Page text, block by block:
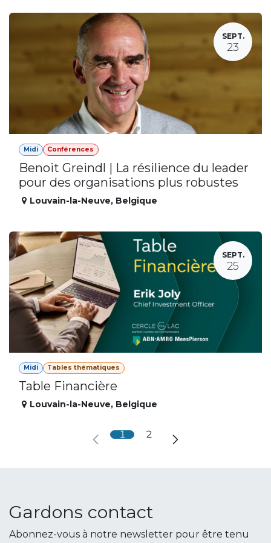
SEPT.
23
Midi Conférences
Benoit Greindl | La résilience du leader
pour des organisations plus robustes
Louvain-la-Neuve, Belgique
SEPT.
25
Midi Tables thématiques
Table Financière
Louvain-la-Neuve, Belgique
1 2
Gardons contact
Abonnez-vous à notre newsletter pour être tenu